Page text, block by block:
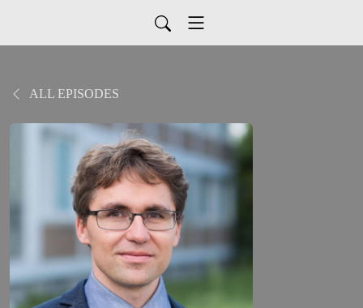
ALL EPISODES